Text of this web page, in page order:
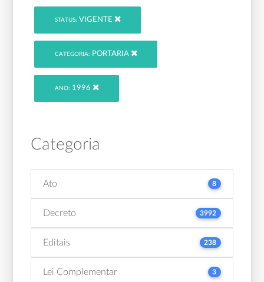
STATUS: VIGENTE
CATEGORIA: PORTARIA
ANO: 1996
Categoria
Ato 8
Decreto 3992
Editais 238
Lei Complementar 3